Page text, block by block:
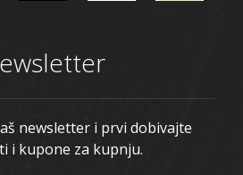
newsletter i prvi dobivajte
i kupone za kupnju.